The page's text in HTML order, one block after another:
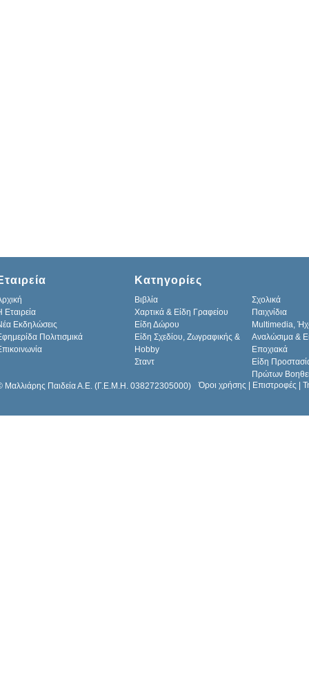
Εταιρεία
Εκδηλώσεις
Πολιτισμικά
Κατηγορίες
Βιβλία
Σχολικά
Χαρτικά & Είδη Γραφείου
Παιχνίδια
Είδη Δώρου
Multimedia,
Είδη Σχεδίου, Ζωγραφικής &
Hobby
Αναλώσιμα &
Εποχιακά
Σταντ
Είδη
Πρώτων
Μαλλιάρης Παιδεία Α.Ε. (Γ.Ε.Μ.Η. 038272305000)
Όροι χρήσης Επιστροφές